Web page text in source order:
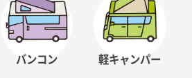
バンコン 軽キャンパー